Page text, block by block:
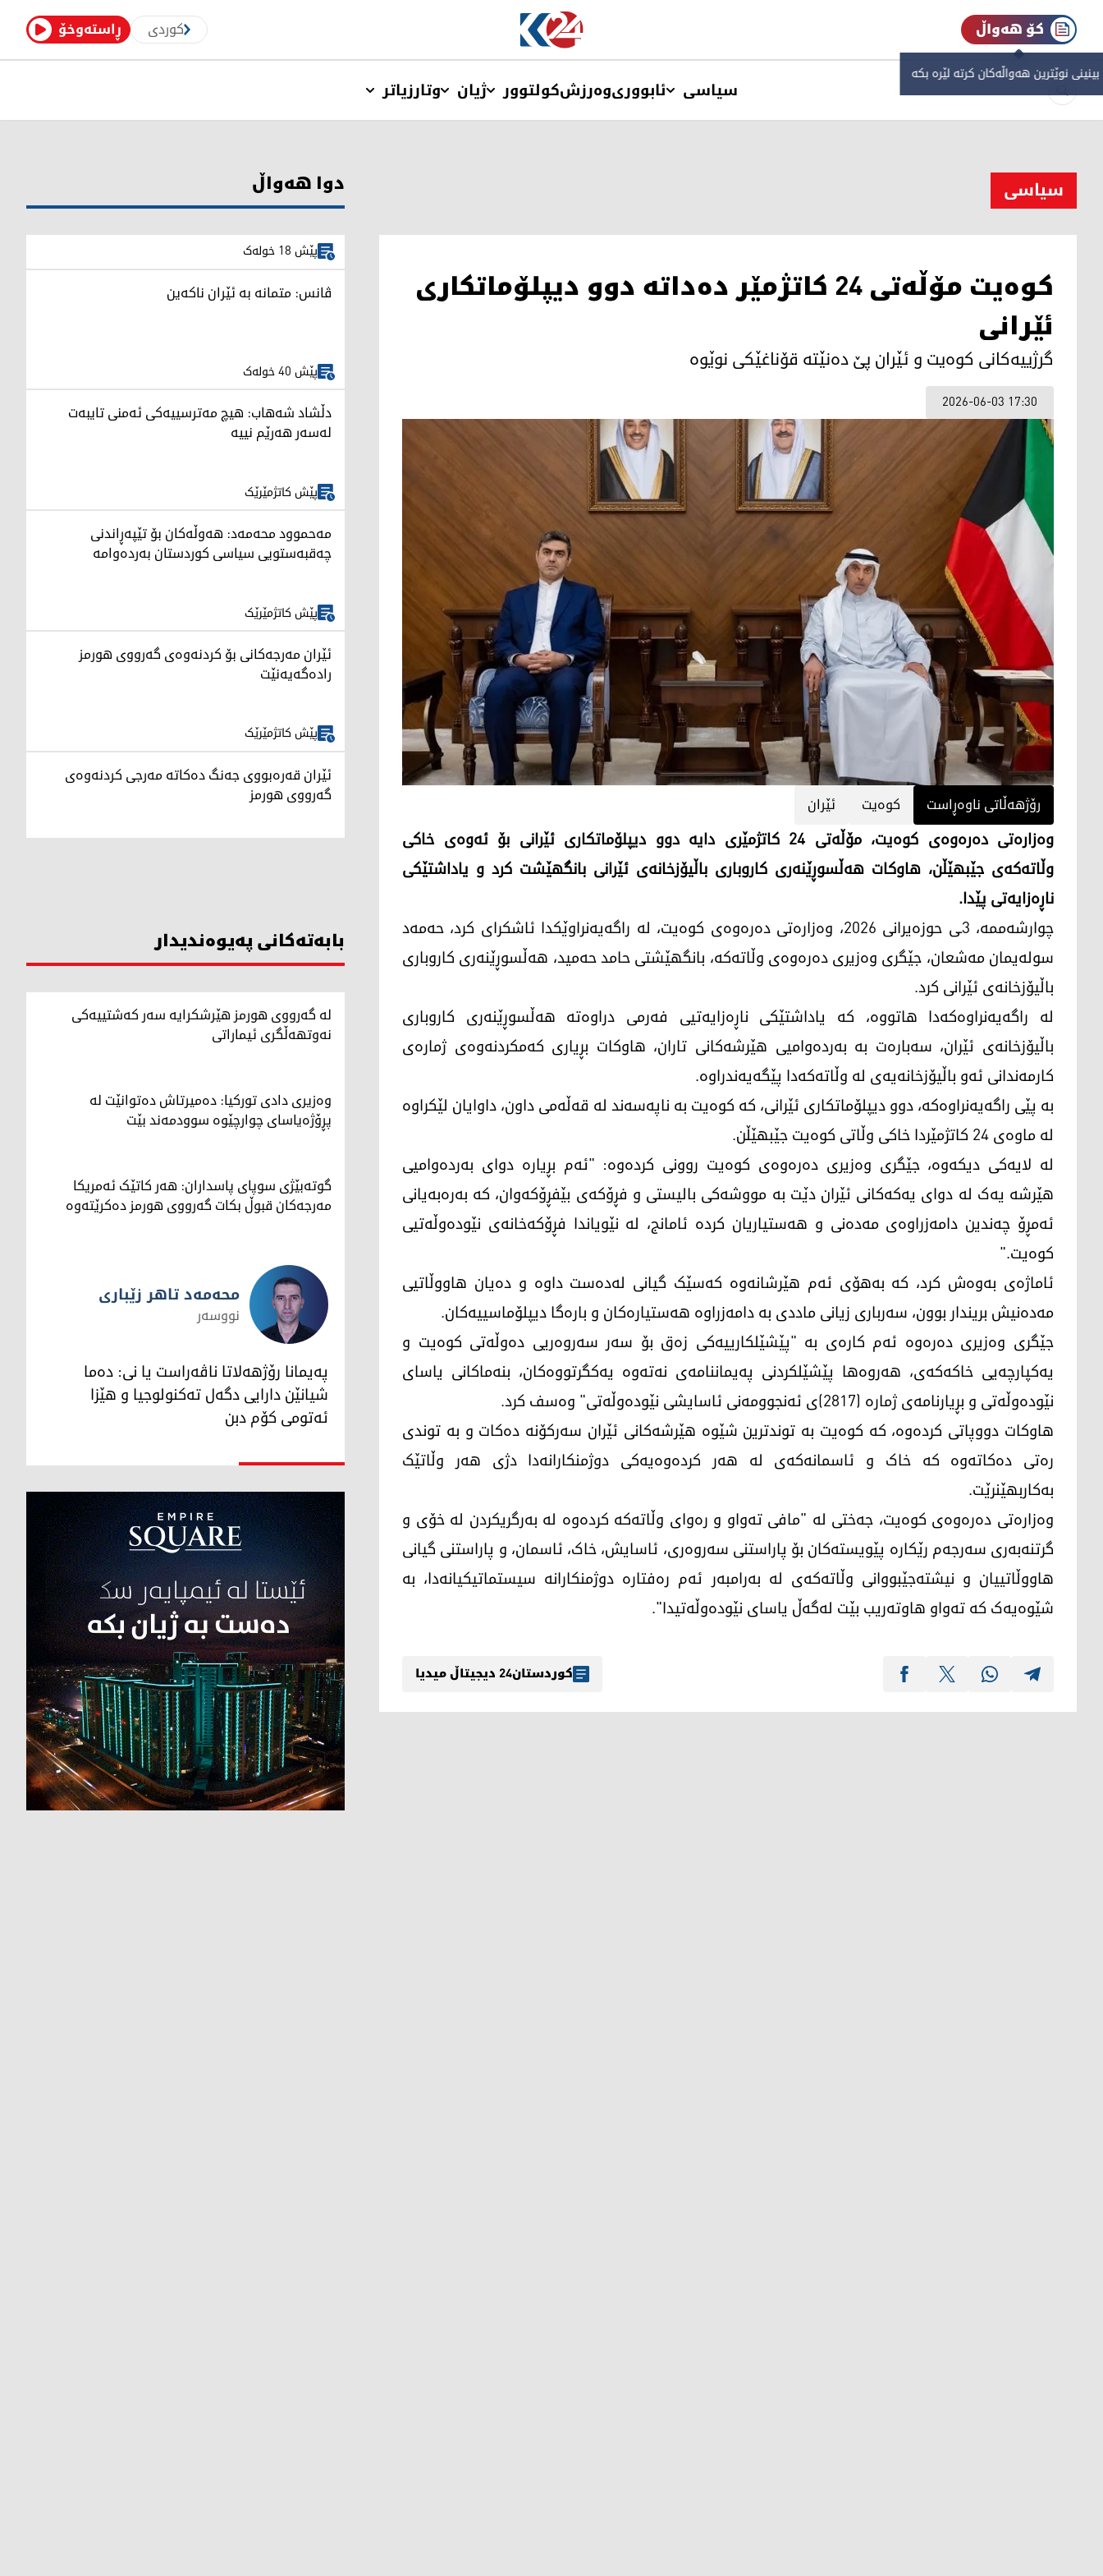
ڕاستەوخۆ کوردی کۆ هەواڵ
نوێترین هەواڵەکان کرتە لێرە بکە
سیاسی ئابووریوەرزشکولتوور ژیان وتارزیاتر
سیاسی
کوەیت مۆڵەتی 24 کاتژمێر دەداتە دوو دیپلۆماتکاری
ئێرانی
گرژییەکانی کوەیت و ئێران پێ دەنێتە قۆناغێکی نوێوە
2026-06-03 17:30
رۆژهەڵاتی ناوەڕاست کوەیت ئێران
وەزارەتی دەرەوەی کوەیت، مۆڵەتی 24 کاتژمێری دایە دوو دیپلۆماتکاری ئێرانی بۆ ئەوەی خاکی
وڵاتەکەی جێبهێڵن، هاوکات هەڵسوڕێنەری کاروباری باڵیۆزخانەی ئێرانی بانگهێشت کرد و یاداشتێکی
ناڕەزایەتی پێدا.
چوارشەممە، 3ـی حوزەیرانی 2026، وەزارەتی دەرەوەی کوەیت، لە راگەیەنراوێکدا ئاشکرای کرد، حەمەد
سولەیمان مەشعان، جێگری وەزیری دەرەوەی وڵاتەکە، بانگهێشتی حامد حەمید، هەڵسوڕێنەری کاروباری
باڵیۆزخانەی ئێرانی کرد.
لە راگەیەنراوەکەدا هاتووە، کە یاداشتێکی ناڕەزایەتیی فەرمی دراوەتە هەڵسوڕێنەری کاروباری
باڵیۆزخانەی ئێران، سەبارەت بە بەردەوامیی هێرشەکانی تاران، هاوکات بڕیاری کەمکردنەوەی ژمارەی
کارمەندانی ئەو باڵیۆزخانەیەی لە وڵاتەکەدا پێگەیەندراوە.
بە پێی راگەیەنراوەکە، دوو دیپلۆماتکاری ئێرانی، کە کوەیت بە ناپەسەند لە قەڵەمی داون، داوایان لێکراوە
لە ماوەی 24 کاتژمێردا خاکی وڵاتی کوەیت جێبهێڵن.
لە لایەکی دیکەوە، جێگری وەزیری دەرەوەی کوەیت روونی کردەوە: "ئەم بڕیارە دوای بەردەوامیی
هێرشە یەک لە دوای یەکەکانی ئێران دێت بە مووشەکی بالیستی و فڕۆکەی بێفڕۆکەوان، کە بەرەبەیانی
ئەمڕۆ چەندین دامەزراوەی مەدەنی و هەستیاریان کردە ئامانج، لە نێویاندا فڕۆکەخانەی نێودەوڵەتیی
کوەیت."
ئاماژەی بەوەش کرد، کە بەهۆی ئەم هێرشانەوە کەسێک گیانی لەدەست داوە و دەیان هاووڵاتیی
مەدەنیش بریندار بوون، سەرباری زیانی ماددی بە دامەزراوە هەستیارەکان و بارەگا دیپلۆماسییەکان.
جێگری وەزیری دەرەوە ئەم کارەی بە "پێشێلکارییەکی زەق بۆ سەر سەروەریی دەوڵەتی کوەیت و
یەکپارچەیی خاکەکەی، هەروەها پێشێلکردنی پەیماننامەی نەتەوە یەکگرتووەکان، بنەماکانی یاسای
نێودەوڵەتی و بڕیارنامەی ژمارە (2817)ی ئەنجوومەنی ئاسایشی نێودەوڵەتی" وەسف کرد.
هاوکات دووپاتی کردەوە، کە کوەیت بە توندترین شێوە هێرشەکانی ئێران سەرکۆنە دەکات و بە توندی
رەتی دەکاتەوە کە خاک و ئاسمانەکەی لە هەر کردەوەیەکی دوژمنکارانەدا دژی هەر وڵاتێک
بەکاربهێنرێت.
وەزارەتی دەرەوەی کوەیت، جەختی لە "مافی تەواو و رەوای وڵاتەکە کردەوە لە بەرگریکردن لە خۆی و
گرتنەبەری سەرجەم رێکارە پێویستەکان بۆ پاراستنی سەروەری، ئاسایش، خاک، ئاسمان، و پاراستنی گیانی
هاووڵاتییان و نیشتەجێبووانی وڵاتەکەی لە بەرامبەر ئەم رەفتارە دوژمنکارانە سیستماتیكیانەدا، بە
شێوەیەک کە تەواو هاوتەریب بێت لەگەڵ یاسای نێودەوڵەتیدا".
کوردستان24 دیجیتاڵ میدیا
دوا هەواڵ
پێش 18 خولەک
ڤانس: متمانە بە ئێران ناکەین
پێش 40 خولەک
دڵشاد شەهاب: هیچ مەترسییەکی ئەمنی تایبەت
لەسەر هەرێم نییە
پێش کاتژمێرێک
مەحموود محەمەد: هەوڵەکان بۆ تێپەڕاندنی
چەقبەستویی سیاسی کوردستان بەردەوامە
پێش کاتژمێرێک
ئێران مەرجەکانی بۆ کردنەوەی گەرووی هورمز
رادەگەیەنێت
پێش کاتژمێرێک
ئێران قەرەبووی جەنگ دەکاتە مەرجی کردنەوەی
گەرووی هورمز
بابەتەکانی پەیوەندیدار
لە گەرووی هورمز هێرشکرایە سەر کەشتییەکی
نەوتهەڵگری ئیماراتی
وەزیری دادی تورکیا: دەمیرتاش دەتوانێت لە
پڕۆژەیاسای چوارچێوە سوودمەند بێت
گوتەبێژی سوپای پاسداران: هەر کاتێک ئەمریکا
مەرجەکان قبوڵ بکات گەرووی هورمز دەکرێتەوە
محەمەد تاهر زێبارى
محەمەد تاهر زێبارى
نووسەر
پەیمانا رۆژهەلاتا ناڤەراست یا نى: دەما
شیانێن دارایى دگەل تەکنولوجیا و هێزا
ئەتومى کۆم دبن